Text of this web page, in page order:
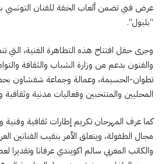
عرض فني تضمن ألعاب الخفة للفنان التونسي
“بلبول”.
وجرى حفل افتتاح هذه التظاهرة الفنية، التي
والفنون بدعم من وزارة الشباب والثقافة
تطوان-الحسيمة، وعمالة وجماعة شفشاون
المحليين والمنتخبين وفعاليات مدنية وثقافية
كما عرف المهرجان تكريم إطارات ثقافية وفنية
مجال الطفولة، ويتعلق الأمر بنقيب الفنانين
والكاتب المغربي سالم اكويندي عرفانا وتقديرا